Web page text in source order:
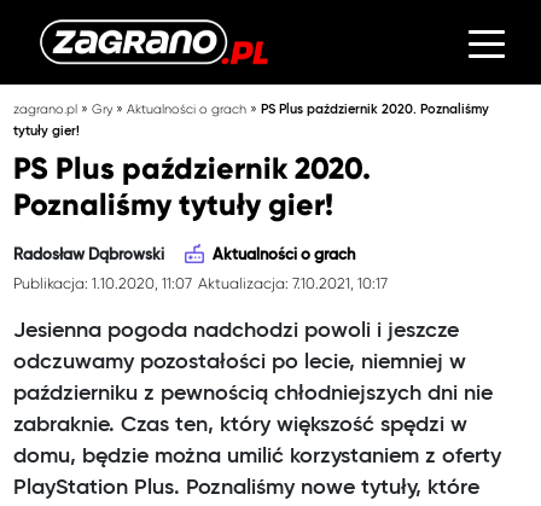
zagrano.pl »Gry»Aktualności o grach »PS Plus październik 2020. Poznaliśmy
tytuły gier!
PS Plus październik 2020.
Poznaliśmy tytuły gier!
Radosław Dąbrowski Aktualności o grach
Publikacja: 1.10.2020, 11:07 Aktualizacja: 7.10.2021, 10:17
Jesienna pogoda nadchodzi powoli i jeszcze
odczuwamy pozostałości po lecie, niemniej w
październiku z pewnością chłodniejszych dni nie
zabraknie. Czas ten, który większość spędzi w
domu, będzie można umilić korzystaniem z oferty
PlayStation Plus. Poznaliśmy nowe tytuły, które